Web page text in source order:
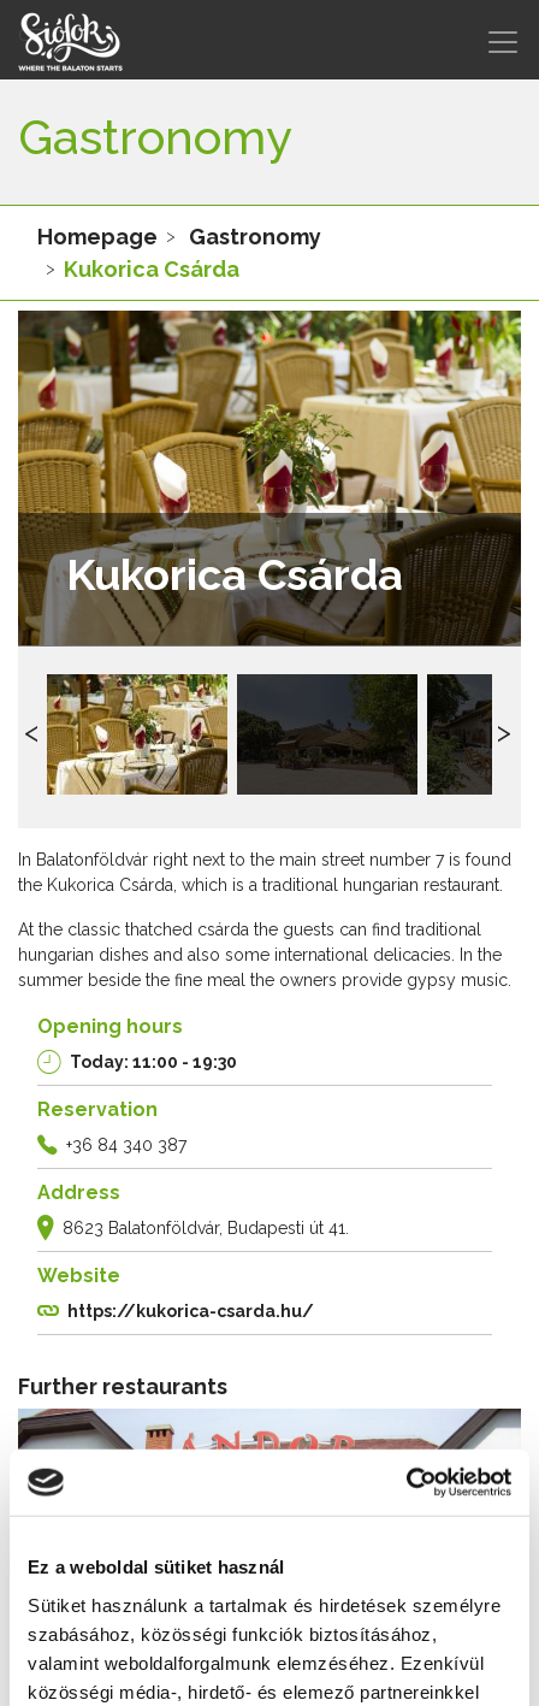
Ez a weboldal sütiket használ
Sütiket használunk a tartalmak és hirdetések személyre
szabásához, közösségi funkciók biztosításához,
valamint weboldalforgalmunk elemzéséhez. Ezenkívül
közösségi média-, hirdető- és elemező partnereinkkel
Gastronomy
Homepage
Gastronomy
Kukorica Csárda
Kukorica Csárda
In Balatonföldvár right next to the main street number 7 is found
the Kukorica Csárda, which is a traditional hungarian restaurant.
At the classic thatched csárda the guests can find traditional
hungarian dishes and also some international delicacies. In the
summer beside the fine meal the owners provide gypsy music.
Opening hours
Today: 11:00 - 19:30
Reservation
+36 84 340 387
Address
8623 Balatonföldvár, Budapesti út 41.
Website
https://kukorica-csarda.hu/
Further restaurants